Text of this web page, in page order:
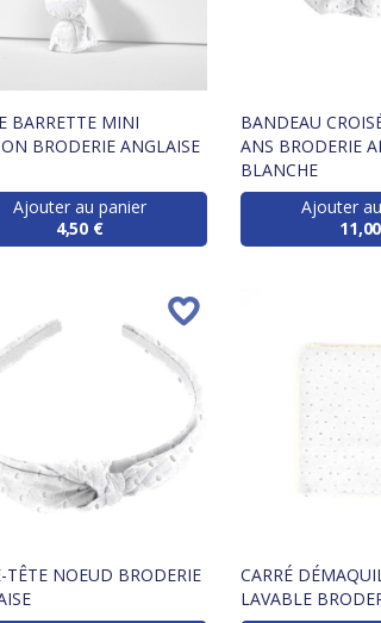
BARRETTE MINI
BRODERIE ANGLAISE
Ajouter au panier
4,50 €
BANDEAU
ANS BRODERIE
BLANCHE
Ajouter
TÊTE NOEUD BRODERIE
CARRÉ
LAVABLE